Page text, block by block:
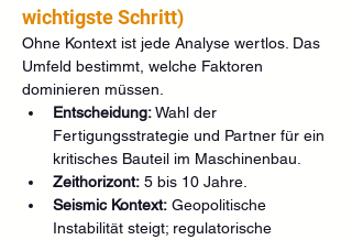
wichtigste Schritt)
Ohne Kontext ist jede Analyse wertlos. Das
Umfeld bestimmt, welche Faktoren
dominieren müssen.
Entscheidung: Wahl der
Fertigungsstrategie und Partner für ein
kritisches Bauteil im Maschinenbau.
Zeithorizont: 5 bis 10 Jahre.
Seismic Kontext: Geopolitische
Instabilität steigt; regulatorische